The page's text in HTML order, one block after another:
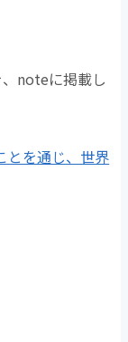
k
noteに掲載し
とを通じ、世界